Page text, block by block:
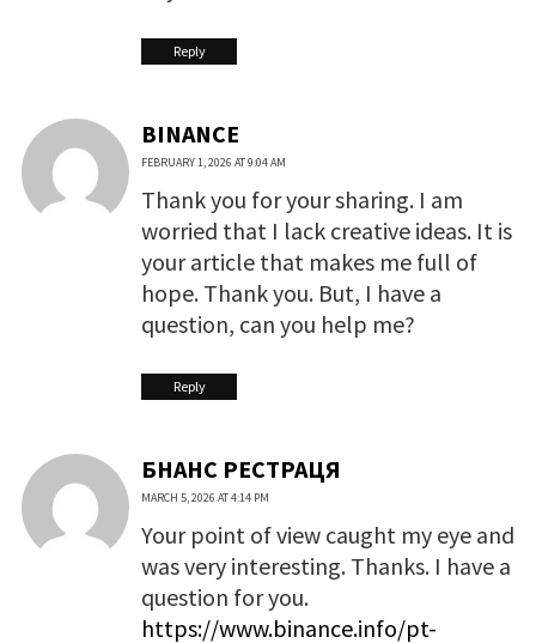
Reply
BINANCE
FEBRUARY 1, 2026 AT 9:04 AM
Thank you for your sharing. I am
worried that I lack creative ideas. It is
your article that makes me full of
hope. Thank you. But, I have a
question, can you help me?
Reply
БНАНС РЕСТРАЦЯ
MARCH 5, 2026 AT 4:14 PM
Your point of view caught my eye and
was very interesting. Thanks. I have a
question for you.
https://www.binance.info/pt-